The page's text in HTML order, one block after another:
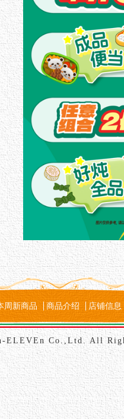
周新商品 商品介绍 店铺信息
ELEVEn Co.,Ltd. All